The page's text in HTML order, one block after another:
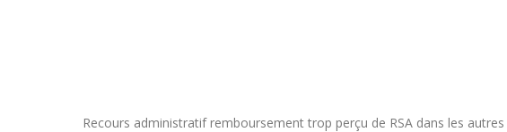
Recours administratif remboursement trop perçu de RSA dans les autres